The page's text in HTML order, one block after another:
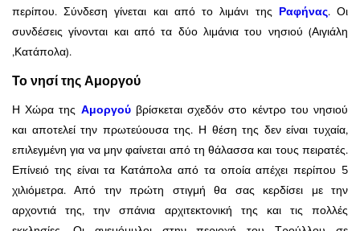
περίπου. Σύνδεση γίνεται και από το λιμάνι της Ραφήνας. Οι
συνδέσεις γίνονται και από τα δύο λιμάνια του νησιού (Αιγιάλη
,Κατάπολα).
Το νησί της Αμοργού
Η Χώρα της Αμοργούβρίσκεται σχεδόν στο κέντρο του νησιού
και αποτελεί την πρωτεύουσα της. Η θέση της δεν είναι τυχαία,
επιλεγμένη για να μην φαίνεται από τη θάλασσα και τους πειρατές.
Επίνειό της είναι τα Κατάπολα από τα οποία απέχει περίπου 5
χιλιόμετρα. Από την πρώτη στιγμή θα σας κερδίσει με την
αρχοντιά της, την σπάνια αρχιτεκτονική της και τις πολλές